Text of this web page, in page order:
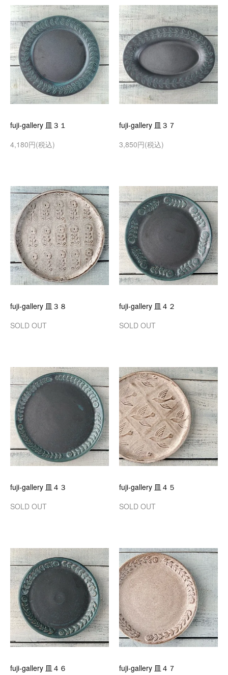
fuji-gallery 皿３１
4,180円(税込)
fuji-gallery 皿３７
3,850円(税込)
fuji-gallery 皿３８
SOLD OUT
fuji-gallery 皿４２
SOLD OUT
fuji-gallery 皿４３
SOLD OUT
fuji-gallery 皿４５
SOLD OUT
fuji-gallery 皿４６
fuji-gallery 皿４７